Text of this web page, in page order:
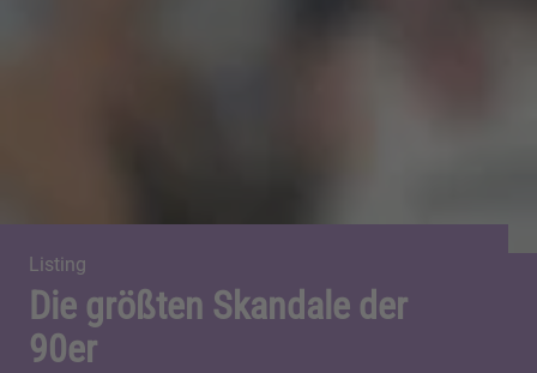
Listing
Die größten Skandale der
90er